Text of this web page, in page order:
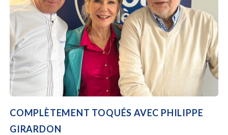
COMPLÈTEMENT TOQUÉS AVEC PHILIPPE
GIRARDON